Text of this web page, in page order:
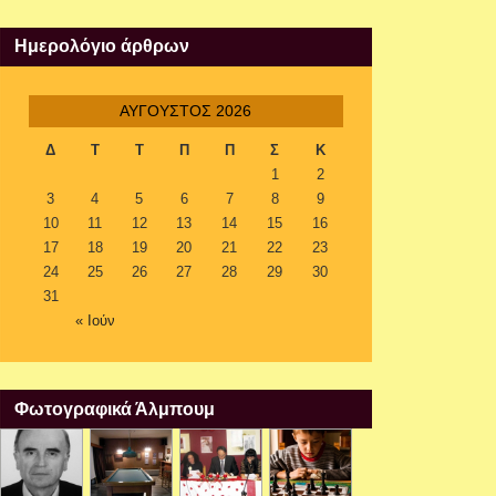
Ημερολόγιο άρθρων
ΑΎΓΟΥΣΤΟΣ 2026
Δ Τ Τ Π Π Σ Κ
« Ιούν
1
2
3
4 5 6 7 8
9
10
11 12 13 14 15
16
17
18 19 20 21 22
23
24
25 26 27 28 29
30
31
Φωτογραφικά Άλμπουμ